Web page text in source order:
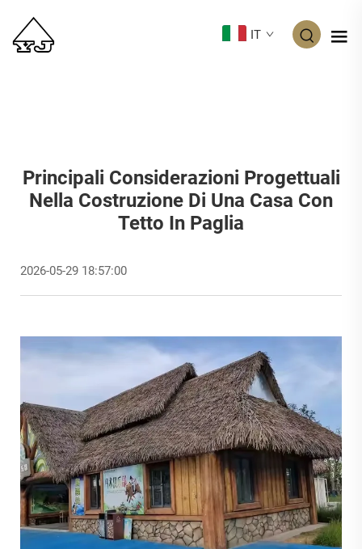
IT
Principali Considerazioni Progettuali
Nella Costruzione Di Una Casa Con
Tetto In Paglia
2026-05-29 18:57:00